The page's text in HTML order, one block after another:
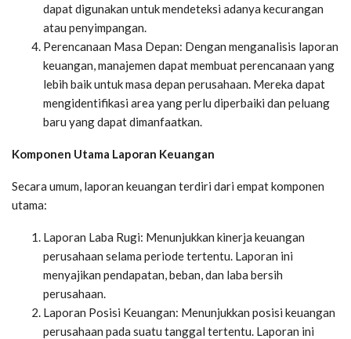
dapat digunakan untuk mendeteksi adanya kecurangan
atau penyimpangan.
Perencanaan Masa Depan: Dengan menganalisis laporan
keuangan, manajemen dapat membuat perencanaan yang
lebih baik untuk masa depan perusahaan. Mereka dapat
mengidentifikasi area yang perlu diperbaiki dan peluang
baru yang dapat dimanfaatkan.
Komponen Utama Laporan Keuangan
Secara umum, laporan keuangan terdiri dari empat komponen
utama:
Laporan Laba Rugi: Menunjukkan kinerja keuangan
perusahaan selama periode tertentu. Laporan ini
menyajikan pendapatan, beban, dan laba bersih
perusahaan.
Laporan Posisi Keuangan: Menunjukkan posisi keuangan
perusahaan pada suatu tanggal tertentu. Laporan ini